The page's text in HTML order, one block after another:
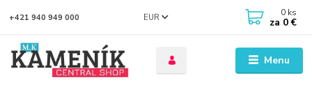
Menu
EUR
+421 940 949 000 0 ks
za 0 €